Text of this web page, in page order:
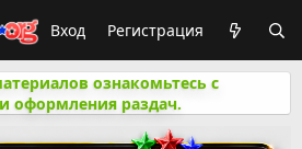
Вход Регистрация
ознакомьтесь с
оформления раздач.